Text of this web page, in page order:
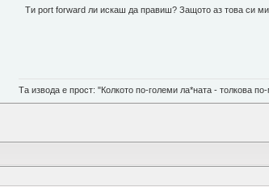
Ти port forward ли искаш да правиш? Защото аз това си
Та извода е прост: "Колкото по-големи ла*ната - толкова